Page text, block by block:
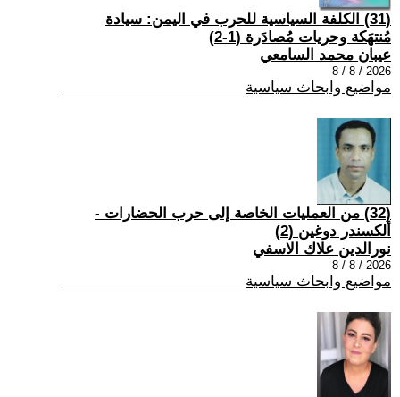
(31) الكلفة السياسية للحرب في اليمن: سيادة
مُنتهَكة وحريات مُصادَرة (1-2)
عيبان محمد السامعي
2026 / 8 / 8
مواضيع وابحاث سياسية
(32) من العمليات الخاصة إلى حرب الحضارات -
ألكسندر دوغين (2)
نورالدين علاك الاسفي
2026 / 8 / 8
مواضيع وابحاث سياسية